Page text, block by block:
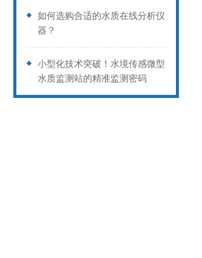
如何选购合适的水质在线分析仪
器？
小型化技术突破！水境传感微型
水质监测站的精准监测密码